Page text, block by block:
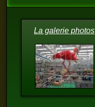
La galerie photos